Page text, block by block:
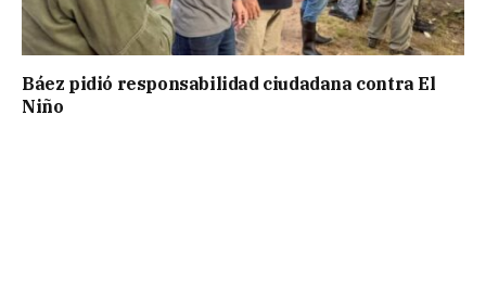
Báez pidió responsabilidad ciudadana contra El
Niño